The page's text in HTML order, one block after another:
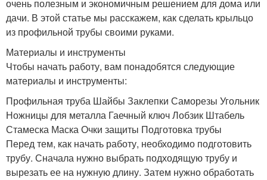
очень полезным и экономичным решением для дома или
дачи. В этой статье мы расскажем, как сделать крыльцо
из профильной трубы своими руками.
Материалы и инструменты
Чтобы начать работу, вам понадобятся следующие
материалы и инструменты:
Профильная труба Шайбы Заклепки Саморезы Угольник
Ножницы для металла Гаечный ключ Лобзик Штабель
Стамеска Маска Очки защиты Подготовка трубы
Перед тем, как начать работу, необходимо подготовить
трубу. Сначала нужно выбрать подходящую трубу и
вырезать ее на нужную длину. Затем нужно обработать